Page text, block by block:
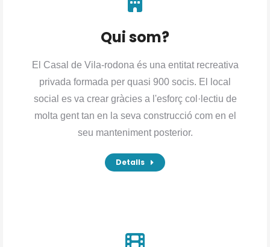
Qui som?
El Casal de Vila-rodona és una entitat recreativa
privada formada per quasi 900 socis. El local
social es va crear gràcies a l'esforç col·lectiu de
molta gent tan en la seva construcció com en el
seu manteniment posterior.
Detalls